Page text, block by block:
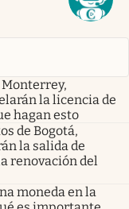
Monterrey,
la licencia de
hagan esto
de Bogotá,
la salida de
renovación del
moneda en la